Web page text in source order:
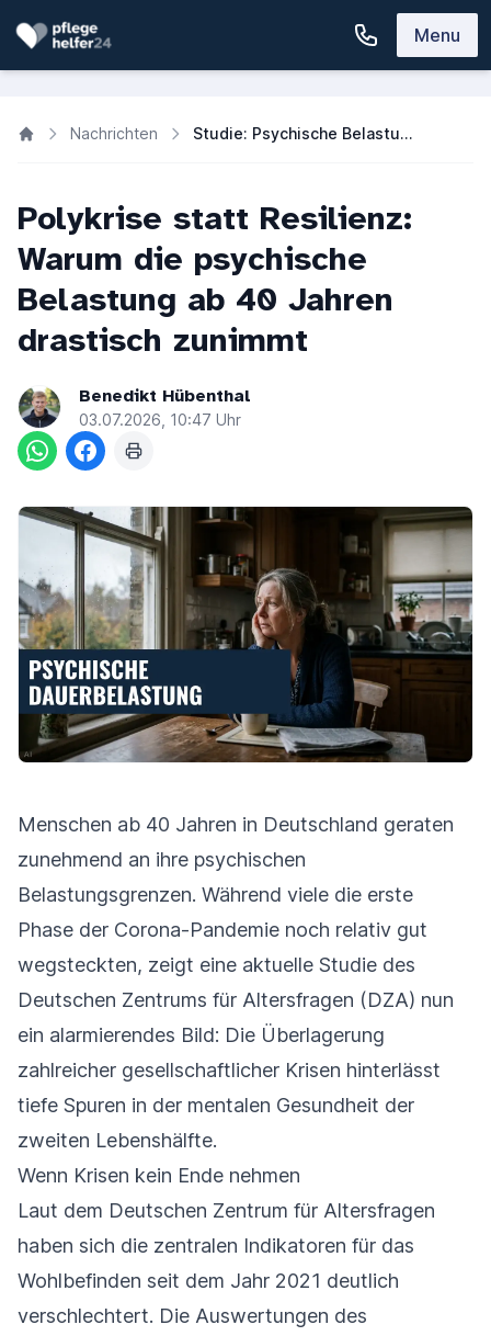
Menu
Nachrichten Studie: Psychische Belastung bei Menschen ab 40 steigt drastisch
Polykrise statt Resilienz:
Warum die psychische
Belastung ab 40 Jahren
drastisch zunimmt
Benedikt Hübenthal
03.07.2026, 10:47 Uhr
Menschen ab 40 Jahren in Deutschland geraten
zunehmend an ihre psychischen
Belastungsgrenzen. Während viele die erste
Phase der Corona-Pandemie noch relativ gut
wegsteckten, zeigt eine aktuelle Studie des
Deutschen Zentrums für Altersfragen (DZA) nun
ein alarmierendes Bild: Die Überlagerung
zahlreicher gesellschaftlicher Krisen hinterlässt
tiefe Spuren in der mentalen Gesundheit der
zweiten Lebenshälfte.
Wenn Krisen kein Ende nehmen
Laut dem Deutschen Zentrum für Altersfragen
haben sich die zentralen Indikatoren für das
Wohlbefinden seit dem Jahr 2021 deutlich
verschlechtert. Die Auswertungen des